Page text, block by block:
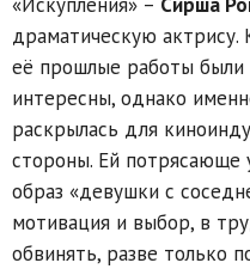
драматическую актрису.
её прошлые работы
интересны, однако
раскрылась для
стороны. Ей потрясающе
образ «девушки с
мотивация и выбор, в
обвинять, разве только